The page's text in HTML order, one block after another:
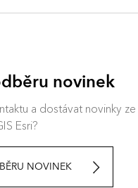
novinek
a dostávat novinky ze
Esri?
NOVINEK